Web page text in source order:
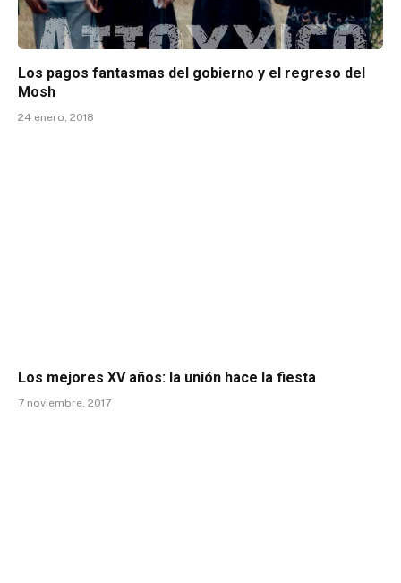
Los pagos fantasmas del gobierno y el regreso del
Mosh
24 enero, 2018
Los mejores XV años: la unión hace la fiesta
7 noviembre, 2017